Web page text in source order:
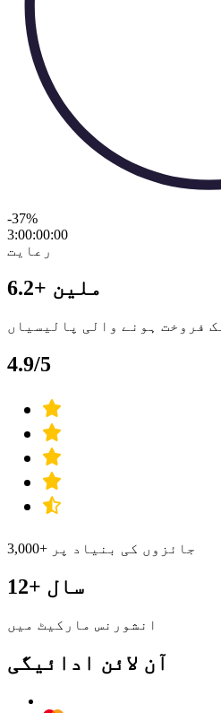
-37%
3:00:00:00
رعایت
6.2+ ملین
فروخت ہونے والی پالیسیاں
4.9/5
3,000+ جائزوں کی بنیاد پر
12+ سال
انشورنس مارکیٹ میں
آن لائن ادائیگی